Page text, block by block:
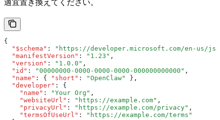
適宜置き換えてください。
{
  "$schema"
:
"https://developer.microsoft.com/en-us/
  "manifestVersion"
: "1.23" ,
  "version"
: "1.0.0" ,
  "id"
: "00000000-0000-0000-0000-000000000000" ,
  "name"
: { "short" : "OpenClaw" } ,
  "developer"
:
{
    "name"
: "Your Org" ,
    "websiteUrl"
: "https://example.com" ,
    "privacyUrl"
: "https://example.com/privacy" ,
    "termsOfUseUrl"
:
"https://example.com/terms"